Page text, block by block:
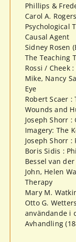
Phillips &
Carol A.
Psychological
Causal Agent
Sidney Rosen
The Teaching
Rossi / Cheek
Mike, Nancy
Eye
Robert Scaer
Wounds and
Joseph Shorr :
Imagery: The
Joseph Shorr
Boris Sidis :
Bessel van
John, Helen
Therapy
Mary M.
Otto G.
användande i
Avhandling